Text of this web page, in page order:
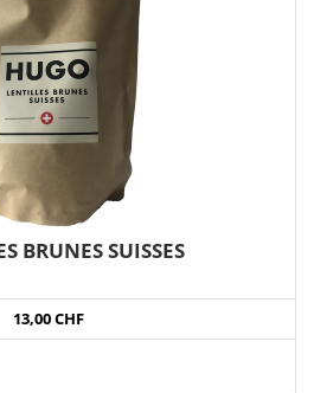
BRUNES SUISSES
13,00 CHF